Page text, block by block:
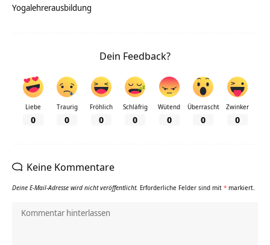
Yogalehrerausbildung
Dein Feedback?
Liebe
0
Traurig
0
Fröhlich
0
Schläfrig
0
Wütend
0
Überrascht
0
Zwinker
0
Keine Kommentare
Deine E-Mail-Adresse wird nicht veröffentlicht. Erforderliche Felder sind mit * markiert.